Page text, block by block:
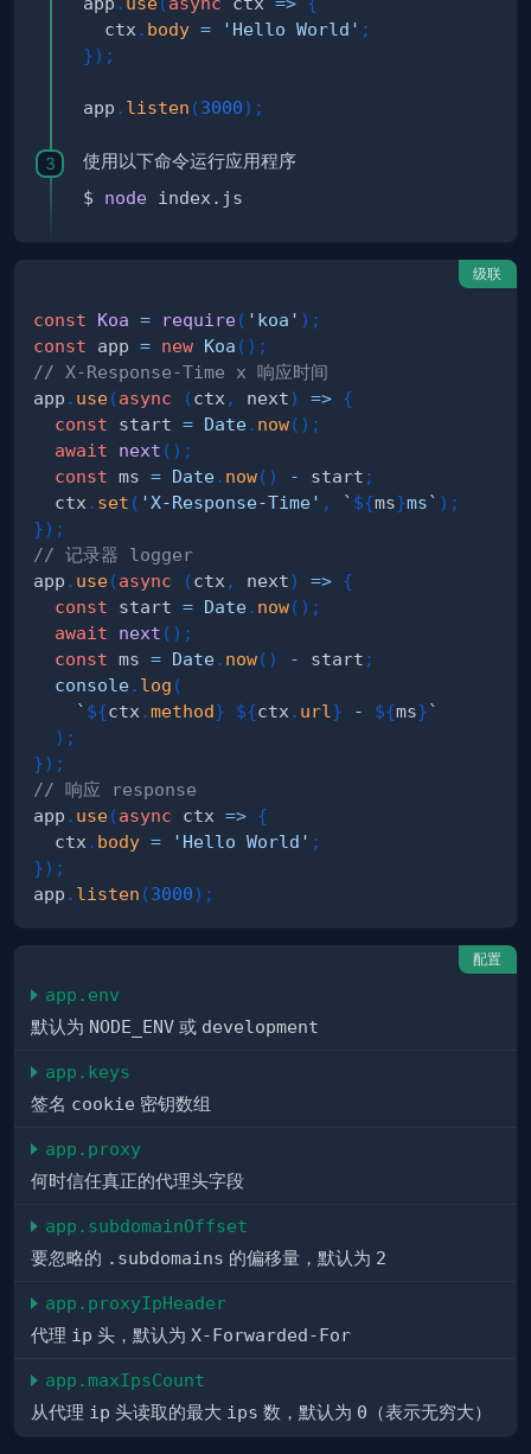
  ctx
. body = 'Hello World' ;
}) ;
app . listen (3000) ;
使用以下命令运行应用程序
$ node
级联
const Koa = require( 'koa' ) ;
const app = new Koa ( ) ;
// X-Response-Time x 响应时间
app . use(async (ctx , next) => {
const start = Date. now( ) ;
await
next ( ) ;
const ms = Date. now( ) - start ;
  ctx
. set ( 'X-Response-Time' , ` ${ms}ms` ) ;
}) ;
// 记录器 logger
app . use(async (ctx , next) => {
const start = Date. now( ) ;
await
next ( ) ;
const ms = Date. now( ) - start ;
console. log (
` ${ctx .method} ${ctx . url } - ${ms}`
) ;
}) ;
// 响应 response
app . use(async ctx => {
  ctx
. body = 'Hello World' ;
}) ;
app . listen (3000) ;
配置
app.env
默认为 NODE_ENV 或 development
app.keys
签名 cookie 密钥数组
app.proxy
何时信任真正的代理头字段
app.subdomainOffset
要忽略的 .subdomains 的偏移量，默认为 2
app.proxyIpHeader
代理 ip 头，默认为 X-Forwarded-For
app.maxIpsCount
从代理 ip 头读取的最大 ips 数，默认为 0 （表示无穷大）